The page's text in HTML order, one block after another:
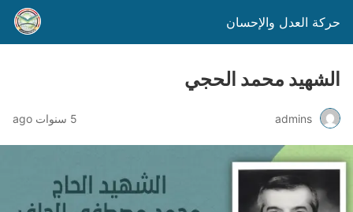
حركة العدل والإحسان
الشهيد محمد الحجي
admins 5 سنوات ago